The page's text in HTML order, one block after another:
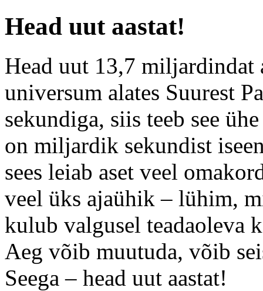
Head uut aastat!
Head uut 13,7 miljardindat
universum alates Suurest
sekundiga, siis teeb see
on miljardik sekundist
sees leiab aset veel
veel üks ajaühik – lühim,
kulub valgusel teadaoleva
Aeg võib muutuda, võib
Seega – head uut aastat!